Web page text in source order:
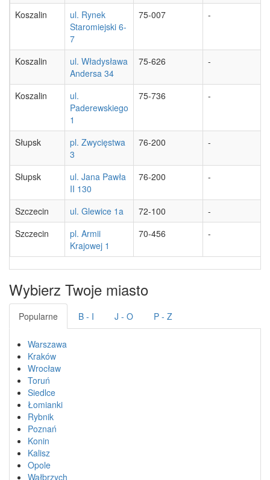
Koszalin
ul. Rynek
Staromiejski 6-
7
75-007 -
Koszalin
ul. Władysława
Andersa 34
75-626 -
Koszalin
ul.
Paderewskiego
1
75-736 -
Słupsk
pl. Zwycięstwa
3
76-200 -
Słupsk
ul. Jana Pawła
II 130
76-200 -
Szczecin ul. Glewice 1a 72-100
-
Szczecin
pl. Armii
Krajowej 1
70-456 -
Wybierz Twoje miasto
Popularne B - I J - O P - Z
Warszawa
Kraków
Wrocław
Toruń
Siedlce
Łomianki
Rybnik
Poznań
Konin
Kalisz
Opole
Wałbrzych